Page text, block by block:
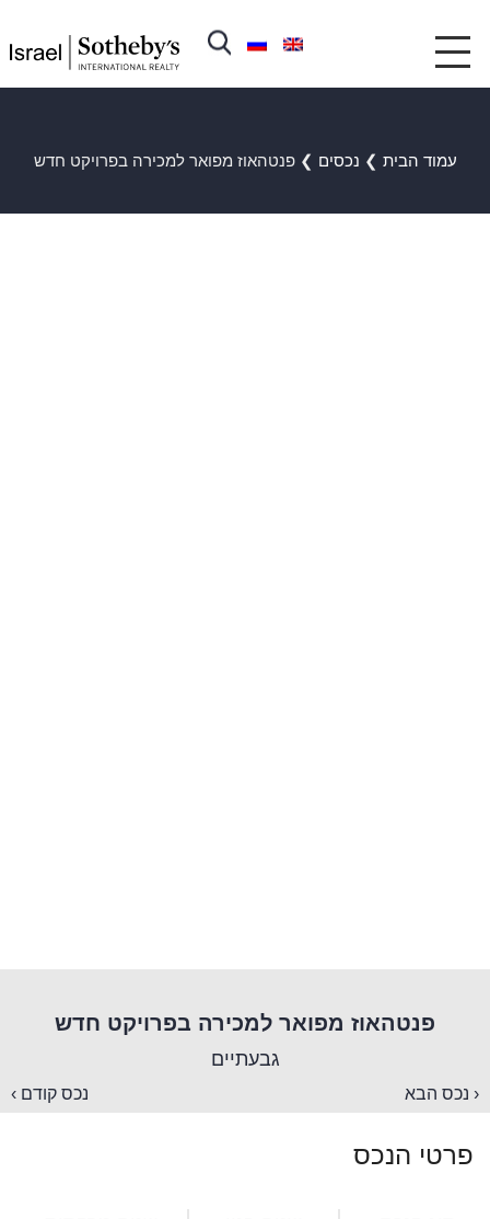
עמוד הבית ❯ נכסים ❯ פנטהאוז מפואר למכירה בפרויקט חדש
פנטהאוז מפואר למכירה בפרויקט חדש
גבעתיים
‹ נכס הבא נכס קודם ›
פרטי הנכס